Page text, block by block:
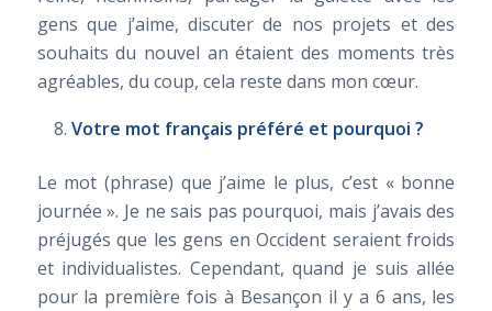
gens que j’aime, discuter de nos projets et des
souhaits du nouvel an étaient des moments très
agréables, du coup, cela reste dans mon cœur.
Votre mot français préféré et pourquoi ?
Le mot (phrase) que j’aime le plus, c’est « bonne
journée ». Je ne sais pas pourquoi, mais j’avais des
préjugés que les gens en Occident seraient froids
et individualistes. Cependant, quand je suis allée
pour la première fois à Besançon il y a 6 ans, les